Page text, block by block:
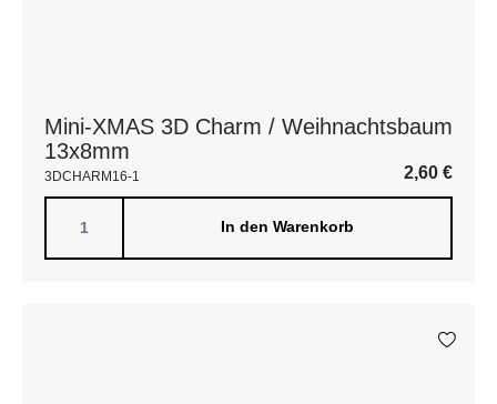
Mini-XMAS 3D Charm / Weihnachtsbaum
13x8mm
3DCHARM16-1 2,60 €
In den Warenkorb